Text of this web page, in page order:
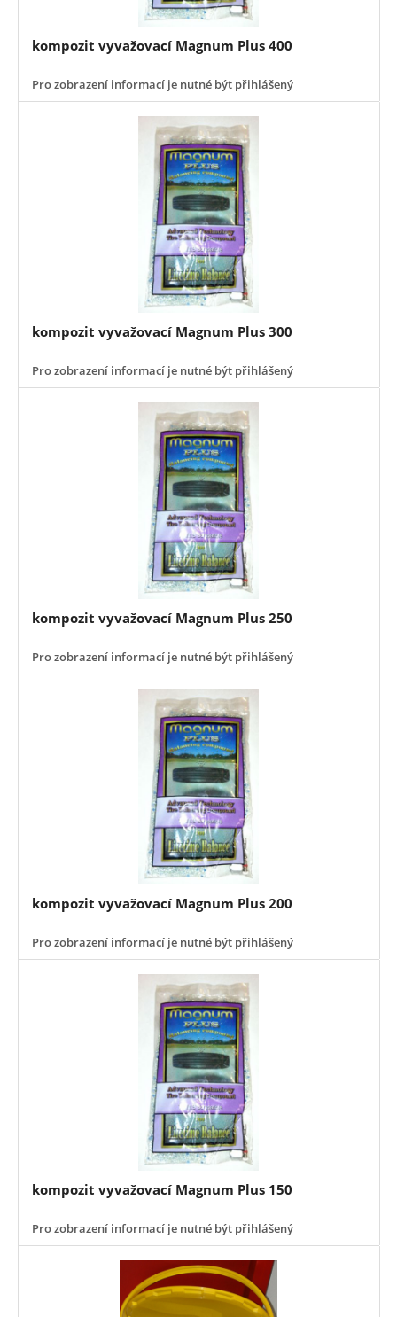
kompozit vyvažovací Magnum Plus 400
Pro zobrazení informací je nutné být přihlášený
kompozit vyvažovací Magnum Plus 300
Pro zobrazení informací je nutné být přihlášený
kompozit vyvažovací Magnum Plus 250
Pro zobrazení informací je nutné být přihlášený
kompozit vyvažovací Magnum Plus 200
Pro zobrazení informací je nutné být přihlášený
kompozit vyvažovací Magnum Plus 150
Pro zobrazení informací je nutné být přihlášený